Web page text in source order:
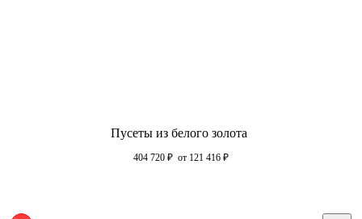
Пусеты из белого золота
404 720 ₽ от 121 416 ₽